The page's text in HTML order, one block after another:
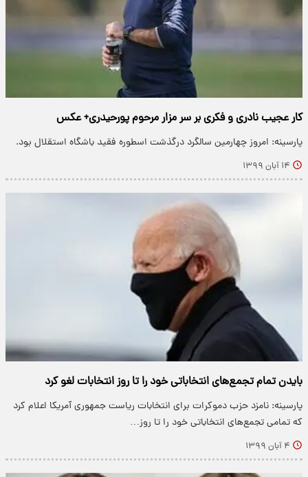
کار عجیب نادری و فکری بر سر مزار مرحوم پورحیدری+ عکس
پارسینه: امروز چهارمین سالگرد درگذشت اسطوره فقید باشگاه استقلال بود.
۱۴ آبان ۱۳۹۹
بایدن تمام تجمع‌های انتخاباتی خود را تا روز انتخابات لغو کرد
پارسینه: نامزد حزب دموکرات برای انتخابات ریاست جمهوری آمریکا اعلام کرد
که تمامی تجمع‌های انتخاباتی خود را تا روز…
۴ آبان ۱۳۹۹